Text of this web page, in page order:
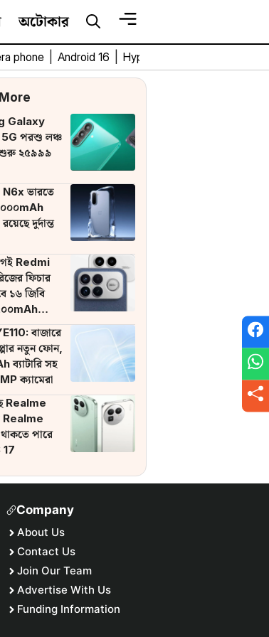
অটোকার
phone Android 16 HyperOS 3
Galaxy
পরশু লঞ্চ
শুরু ২৫৯৯৯
ভারতে
দুর্দান্ত
Redmi
ফিচার
১৬ জিবি
বাজারে
নতুন ফোন,
সহ
ক্যামেরা
Realme
Realme
থাকতে পারে
Company
About Us
Contact Us
Join Our Team
Advertise With Us
Funding Information